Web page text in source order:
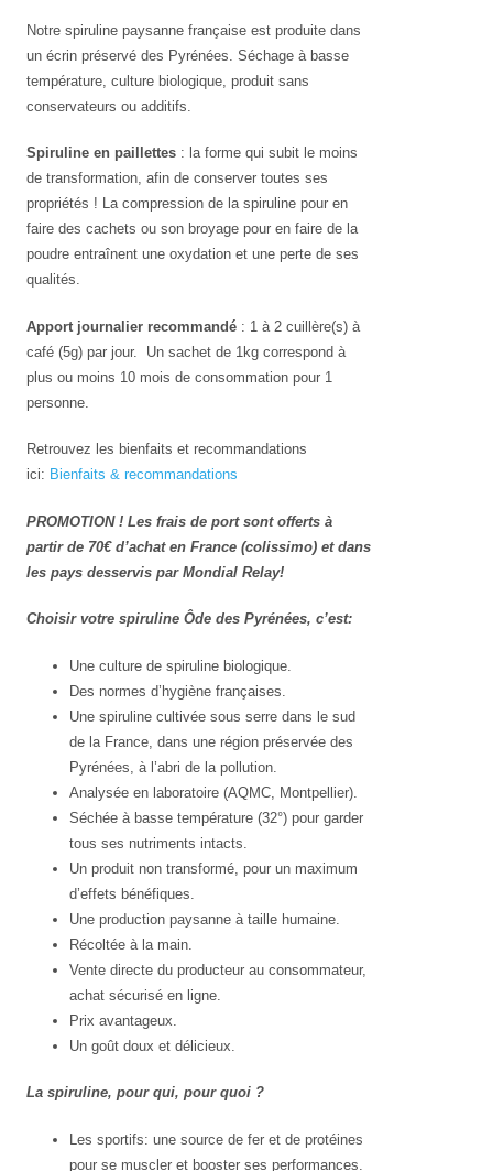
Notre spiruline paysanne française est produite dans
un écrin préservé des Pyrénées. Séchage à basse
température, culture biologique, produit sans
conservateurs ou additifs.
Spiruline en paillettes : la forme qui subit le moins
de transformation, afin de conserver toutes ses
propriétés ! La compression de la spiruline pour en
faire des cachets ou son broyage pour en faire de la
poudre entraînent une oxydation et une perte de ses
qualités.
Apport journalier recommandé : 1 à 2 cuillère(s) à
café (5g) par jour. Un sachet de 1kg correspond à
plus ou moins 10 mois de consommation pour 1
personne.
Retrouvez les bienfaits et recommandations
ici: Bienfaits & recommandations
PROMOTION ! Les frais de port sont offerts à
partir de 70€ d’achat en France (colissimo) et dans
les pays desservis par Mondial Relay!
Choisir votre spiruline Ôde des Pyrénées, c’est:
Une culture de spiruline biologique.
Des normes d’hygiène françaises.
Une spiruline cultivée sous serre dans le sud
de la France, dans une région préservée des
Pyrénées, à l’abri de la pollution.
Analysée en laboratoire (AQMC, Montpellier).
Séchée à basse température (32°) pour garder
tous ses nutriments intacts.
Un produit non transformé, pour un maximum
d’effets bénéfiques.
Une production paysanne à taille humaine.
Récoltée à la main.
Vente directe du producteur au consommateur,
achat sécurisé en ligne.
Prix avantageux.
Un goût doux et délicieux.
La spiruline, pour qui, pour quoi ?
Les sportifs: une source de fer et de protéines
pour se muscler et booster ses performances.